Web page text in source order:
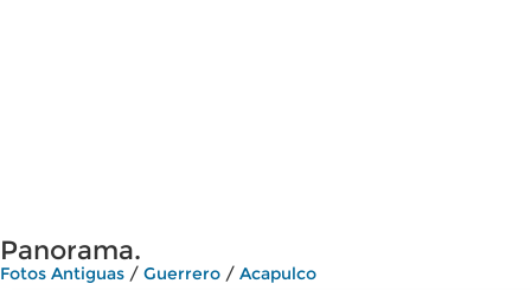
Panorama.
Fotos Antiguas / Guerrero / Acapulco